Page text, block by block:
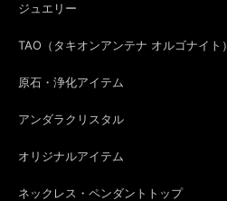
ジュエリー
TAO（タキオンアンテナ オルゴナイト）
原石・浄化アイテム
アンダラクリスタル
オリジナルアイテム
ネックレス・ペンダントトップ